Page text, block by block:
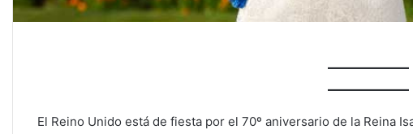
El Reino Unido está de fiesta por el 70º aniversario de la Reina